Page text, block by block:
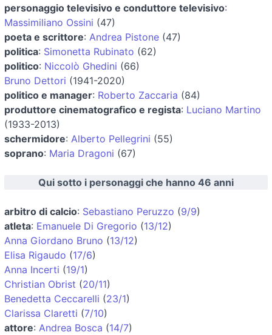
personaggio televisivo e conduttore televisivo:
Massimiliano Ossini (47)
poeta e scrittore: Andrea Pistone (47)
politica: Simonetta Rubinato (62)
politico: Niccolò Ghedini (66)
Bruno Dettori (1941-2020)
politico e manager: Roberto Zaccaria (84)
produttore cinematografico e regista: Luciano Martino
(1933-2013)
schermidore: Alberto Pellegrini (55)
soprano: Maria Dragoni (67)
Qui sotto i personaggi che hanno 46 anni
arbitro di calcio: Sebastiano Peruzzo (9/9)
atleta: Emanuele Di Gregorio (13/12)
Anna Giordano Bruno (13/12)
Elisa Rigaudo (17/6)
Anna Incerti (19/1)
Christian Obrist (20/11)
Benedetta Ceccarelli (23/1)
Clarissa Claretti (7/10)
attore: Andrea Bosca (14/7)